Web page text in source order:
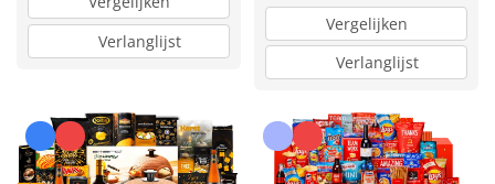
Verlanglijst
Vergelijken
Verlanglijst